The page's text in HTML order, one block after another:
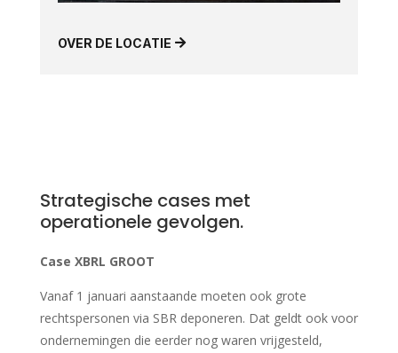
OVER DE LOCATIE
Strategische cases met
operationele gevolgen.
Case XBRL GROOT
Vanaf 1 januari aanstaande moeten ook grote
rechtspersonen via SBR deponeren. Dat geldt ook voor
ondernemingen die eerder nog waren vrijgesteld,